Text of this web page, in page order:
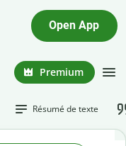
Open App
Premium
Résumé de texte